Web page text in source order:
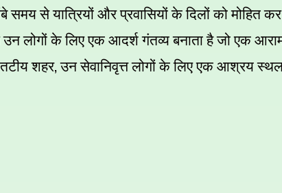
समय से यात्रियों और प्रवासियों के दिलों को मोहित
लोगों के लिए एक आदर्श गंतव्य बनाता है जो एक
शहर,उन सेवानिवृत्त लोगों के लिए एक आश्रय